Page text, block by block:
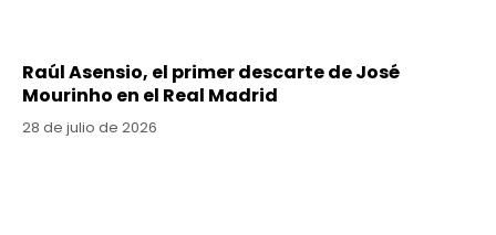
Raúl Asensio, el primer descarte de José
Mourinho en el Real Madrid
28 de julio de 2026